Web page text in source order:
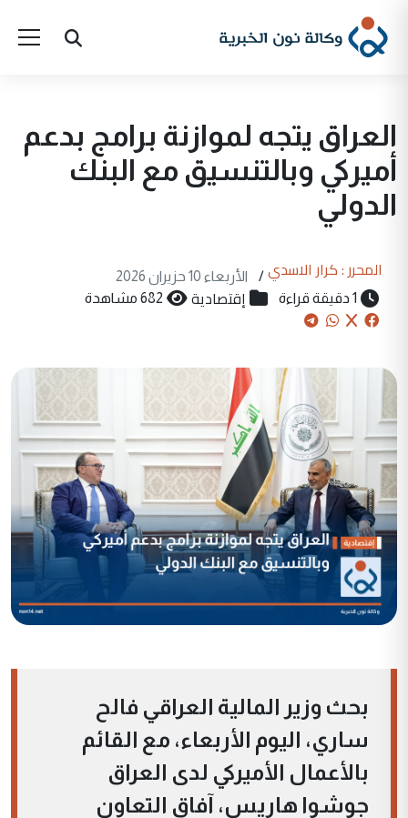
العراق يتجه لموازنة برامج بدعم
أميركي وبالتنسيق مع البنك
الدولي
المحرر : كرار الاسدي /
الأربعاء 10 حزيران 2026
1 دقيقة قراءة
إقتصادية 682 مشاهدة
بحث وزير المالية العراقي فالح
ساري، اليوم الأربعاء، مع القائم
بالأعمال الأميركي لدى العراق
جوشوا هاريس، آفاق التعاون